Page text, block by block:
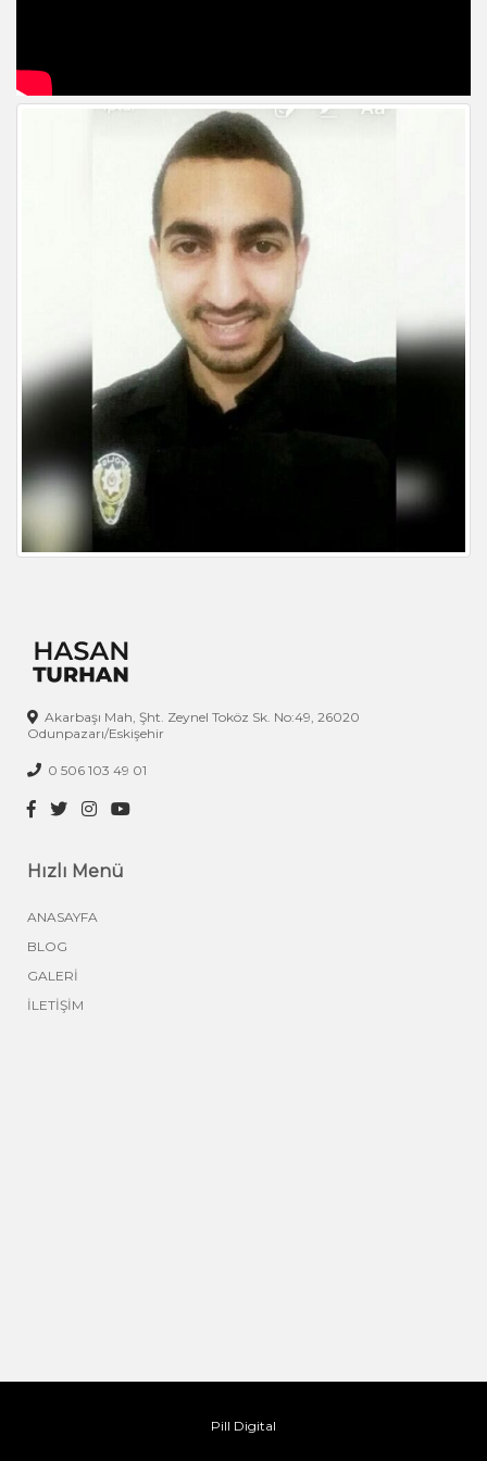
Akarbaşı Mah, Şht. Zeynel Toköz Sk. No:49, 26020
Odunpazarı/Eskişehir
0 506 103 49 01
Hızlı Menü
ANASAYFA
BLOG
GALERİ
İLETİŞİM
Pill Digital